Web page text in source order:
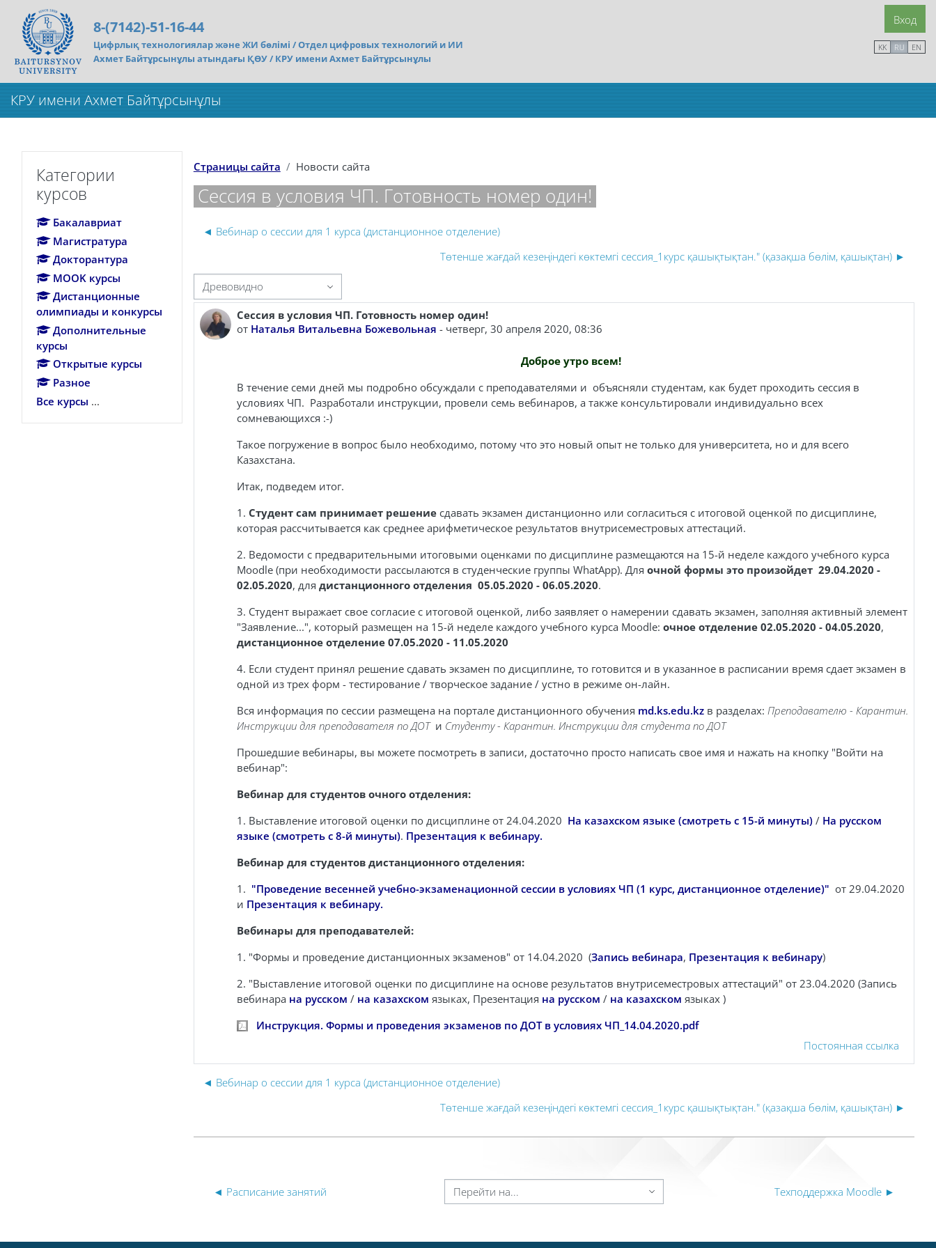
Перейти к основному содержанию
8-(7142)-51-16-44
Цифрлық технологиялар және ЖИ бөлімі /Отдел цифровых технологий и ИИ
Ахмет Байтұрсынұлы атындағы ҚӨУ / КРУ имени Ахмет Байтұрсынұлы
Вход
KK RU EN
КРУ имени Ахмет Байтұрсынұлы
Страницы сайта Новости сайта
Сессия в условия ЧП. Готовность номер один!
◄ Вебинар о сессии для 1 курса (дистанционное отделение)
Төтенше жағдай кезеңіндегі көктемгі сессия_1курс қашықтықтан." (қазақша бөлім, қашықтан) ►
Режим отображения
Сессия в условия ЧП. Готовность номер один!
от Наталья Витальевна Божевольная - четверг, 30 апреля 2020, 08:36
Количество ответов: 0
Доброе утро всем!
В течение семи дней мы подробно обсуждали с преподавателями и объясняли студентам, как будет проходить сессия в
условиях ЧП. Разработали инструкции, провели семь вебинаров, а также консультировали индивидуально всех
сомневающихся :-)
Такое погружение в вопрос было необходимо, потому что это новый опыт не только для университета, но и для всего
Казахстана.
Итак, подведем итог.
1. Студент сам принимает решениесдавать экзамен дистанционно или согласиться с итоговой оценкой по дисциплине,
которая рассчитывается как среднее арифметическое результатов внутрисеместровых аттестаций.
2. Ведомости с предварительными итоговыми оценками по дисциплине размещаются на 15-й неделе каждого учебного курса
Moodle (при необходимости рассылаются в студенческие группы WhatApp). Для очной формы это произойдет 29.04.2020 -
02.05.2020, для дистанционного отделения 05.05.2020 - 06.05.2020.
3. Студент выражает свое согласие с итоговой оценкой, либо заявляет о намерении сдавать экзамен, заполняя активный элемент
"Заявление...", который размещен на 15-й неделе каждого учебного курса Moodle: очное отделение 02.05.2020 - 04.05.2020,
дистанционное отделение 07.05.2020 - 11.05.2020
4. Если студент принял решение сдавать экзамен по дисциплине, то готовится и в указанное в расписании время сдает экзамен в
одной из трех форм - тестирование / творческое задание / устно в режиме он-лайн.
Вся информация по сессии размещена на портале дистанционного обучения md.ks.edu.kzв разделах: Преподавателю - Карантин.
Инструкции для преподавателя по ДОТи Студенту - Карантин. Инструкции для студента по ДОТ
Прошедшие вебинары, вы можете посмотреть в записи, достаточно просто написать свое имя и нажать на кнопку "Войти на
вебинар":
Вебинар для студентов очного отделения:
1. Выставление итоговой оценки по дисциплине от 24.04.2020 На казахском языке (смотреть с 15-й минуты)/ На русском
языке (смотреть с 8-й минуты). Презентация к вебинару.
Вебинар для студентов дистанционного отделения:
1. "Проведение весенней учебно-экзаменационной сессии в условиях ЧП (1 курс, дистанционное отделение)" от 29.04.2020
и Презентация к вебинару.
Вебинары для преподавателей:
1. "Формы и проведение дистанционных экзаменов" от 14.04.2020 (Запись вебинара, Презентация к вебинару)
2. "Выставление итоговой оценки по дисциплине на основе результатов внутрисеместровых аттестаций" от 23.04.2020 (Запись
вебинара на русском / на казахском языках, Презентация на русском / на казахском языках )
Инструкция. Формы и проведения экзаменов по ДОТ в условиях ЧП_14.04.2020.pdf
Постоянная ссылка
◄ Вебинар о сессии для 1 курса (дистанционное отделение)
Төтенше жағдай кезеңіндегі көктемгі сессия_1курс қашықтықтан." (қазақша бөлім, қашықтан) ►
◄ Расписание занятий Перейти на... Техподдержка Moodle ►
Категории
курсов
Бакалавриат
Магистратура
Докторантура
MOOK курсы
Дистанционные
олимпиады и конкурсы
Дополнительные
курсы
Открытые курсы
Разное
Все курсы ...